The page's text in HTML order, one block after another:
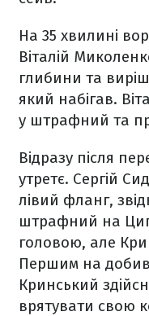
На 35 хвилині
Віталій
глибини та
який набігав.
у штрафний та
Відразу після
утретє. Сергій
лівий фланг,
штрафний на
головою, але
Першим на
Кринський
врятувати свою